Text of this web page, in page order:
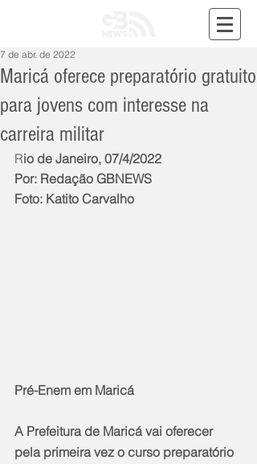
Maricá oferece preparatório gratuito
para jovens com interesse na
carreira militar
7 de abr. de 2022
Rio de Janeiro, 07/4/2022
Por: Redação GBNEWS
Foto: Katito Carvalho
Pré-Enem em Maricá
A Prefeitura de Maricá vai oferecer
pela primeira vez o curso preparatório